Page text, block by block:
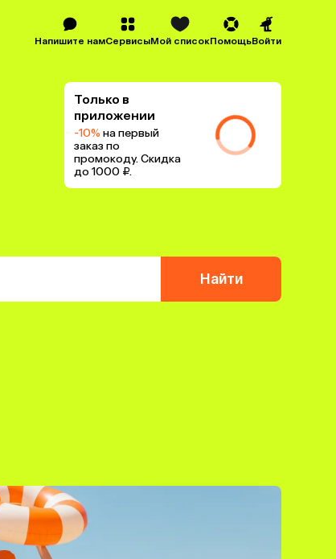
Напишите намСервисыМой списокПомощьВойти
Только в
приложении
-10% на первый
заказ по
промокоду. Скидка
до 1000 ₽.
Найти